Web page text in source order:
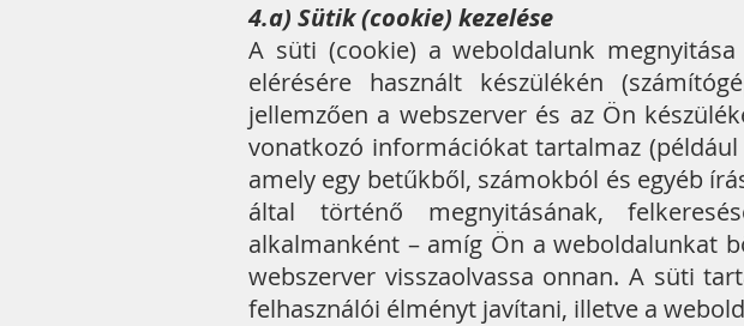
4.a) Sütik (cookie) kezelése
A süti (cookie) a weboldalunk
elérésére használt készülékén
jellemzően a webszerver és az Ön
vonatkozó információkat tartalmaz
amely egy betűkből, számokból és egyéb
által történő megnyitásának,
alkalmanként – amíg Ön a weboldalunkat
webszerver visszaolvassa onnan. A süti
felhasználói élményt javítani, illetve a